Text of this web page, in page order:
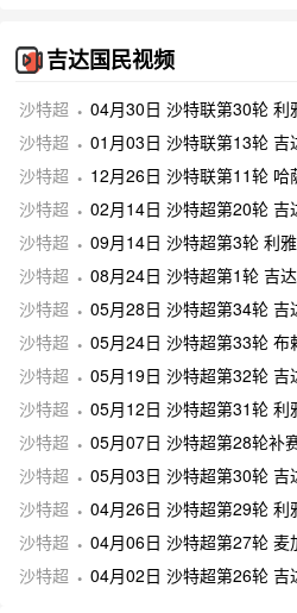
吉达国民视频
沙特超
04月30日 沙特联第30轮 利雅
沙特超
01月03日 沙特联第13轮 吉达
沙特超
12月26日 沙特联第11轮 哈萨
沙特超
02月14日 沙特超第20轮 吉达
沙特超
09月14日 沙特超第3轮 利雅得
沙特超
08月24日 沙特超第1轮 吉达国
沙特超
05月28日 沙特超第34轮 吉
沙特超
05月24日 沙特超第33轮 布赖
沙特超
05月19日 沙特超第32轮 吉
沙特超
05月12日 沙特超第31轮 利雅得
沙特超
05月07日 沙特超第28轮补赛 吉
沙特超
05月03日 沙特超第30轮 吉
沙特超
04月26日 沙特超第29轮 利雅
沙特超
04月06日 沙特超第27轮 麦加
沙特超
04月02日 沙特超第26轮 吉达